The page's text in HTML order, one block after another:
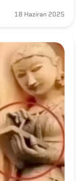
18 Haziran 2025